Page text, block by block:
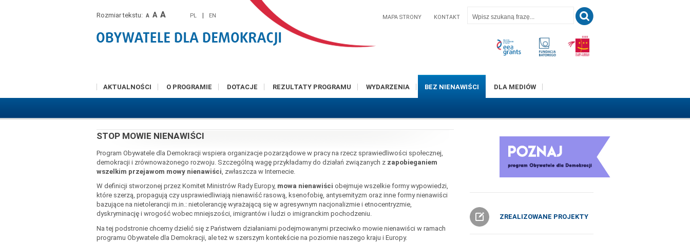
Rozmiar tekstu: A A A PL | EN MAPA STRONY KONTAKT
AKTUALNOŚCI O PROGRAMIE DOTACJE REZULTATY PROGRAMU WYDARZENIA BEZ NIENAWIŚCI DLA MEDIÓW
STOP MOWIE NIENAWIŚCI
Program Obywatele dla Demokracji wspiera organizacje pozarządowe w pracy na rzecz sprawiedliwości społecznej,
demokracji i zrównoważonego rozwoju. Szczególną wagę przykładamy do działań związanych z zapobieganiem
wszelkim przejawom mowy nienawiści , zwłaszcza w Internecie.
W definicji stworzonej przez Komitet Ministrów Rady Europy, mowa nienawiści obejmuje wszelkie formy wypowiedzi,
które szerzą, propagują czy usprawiedliwiają nienawiść rasową, ksenofobię, antysemityzm oraz inne formy nienawiści
bazujące na nietolerancji m.in.: nietolerancję wyrażającą się w agresywnym nacjonalizmie i etnocentryzmie,
dyskryminację i wrogość wobec mniejszości, imigrantów i ludzi o imigranckim pochodzeniu.
Na tej podstronie chcemy dzielić się z Państwem działaniami podejmowanymi przeciwko mowie nienawiści w ramach
programu Obywatele dla Demokracji, ale też w szerszym kontekście na poziomie naszego kraju i Europy.
ZREALIZOWANE PROJEKTY